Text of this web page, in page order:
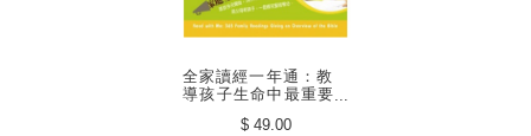
全家讀經一年通：教
導孩子生命中最重要
$ 49.00